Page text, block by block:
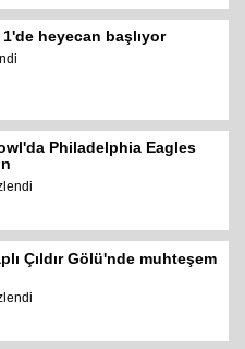
heyecan başlıyor
Philadelphia Eagles
Çıldır Gölü'nde muhteşem